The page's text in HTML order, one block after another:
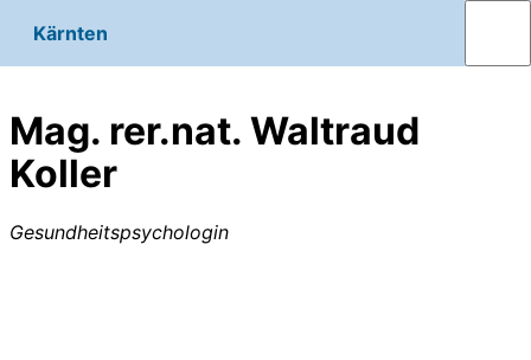
Kärnten
Mag. rer.nat. Waltraud
Koller
Gesundheitspsychologin